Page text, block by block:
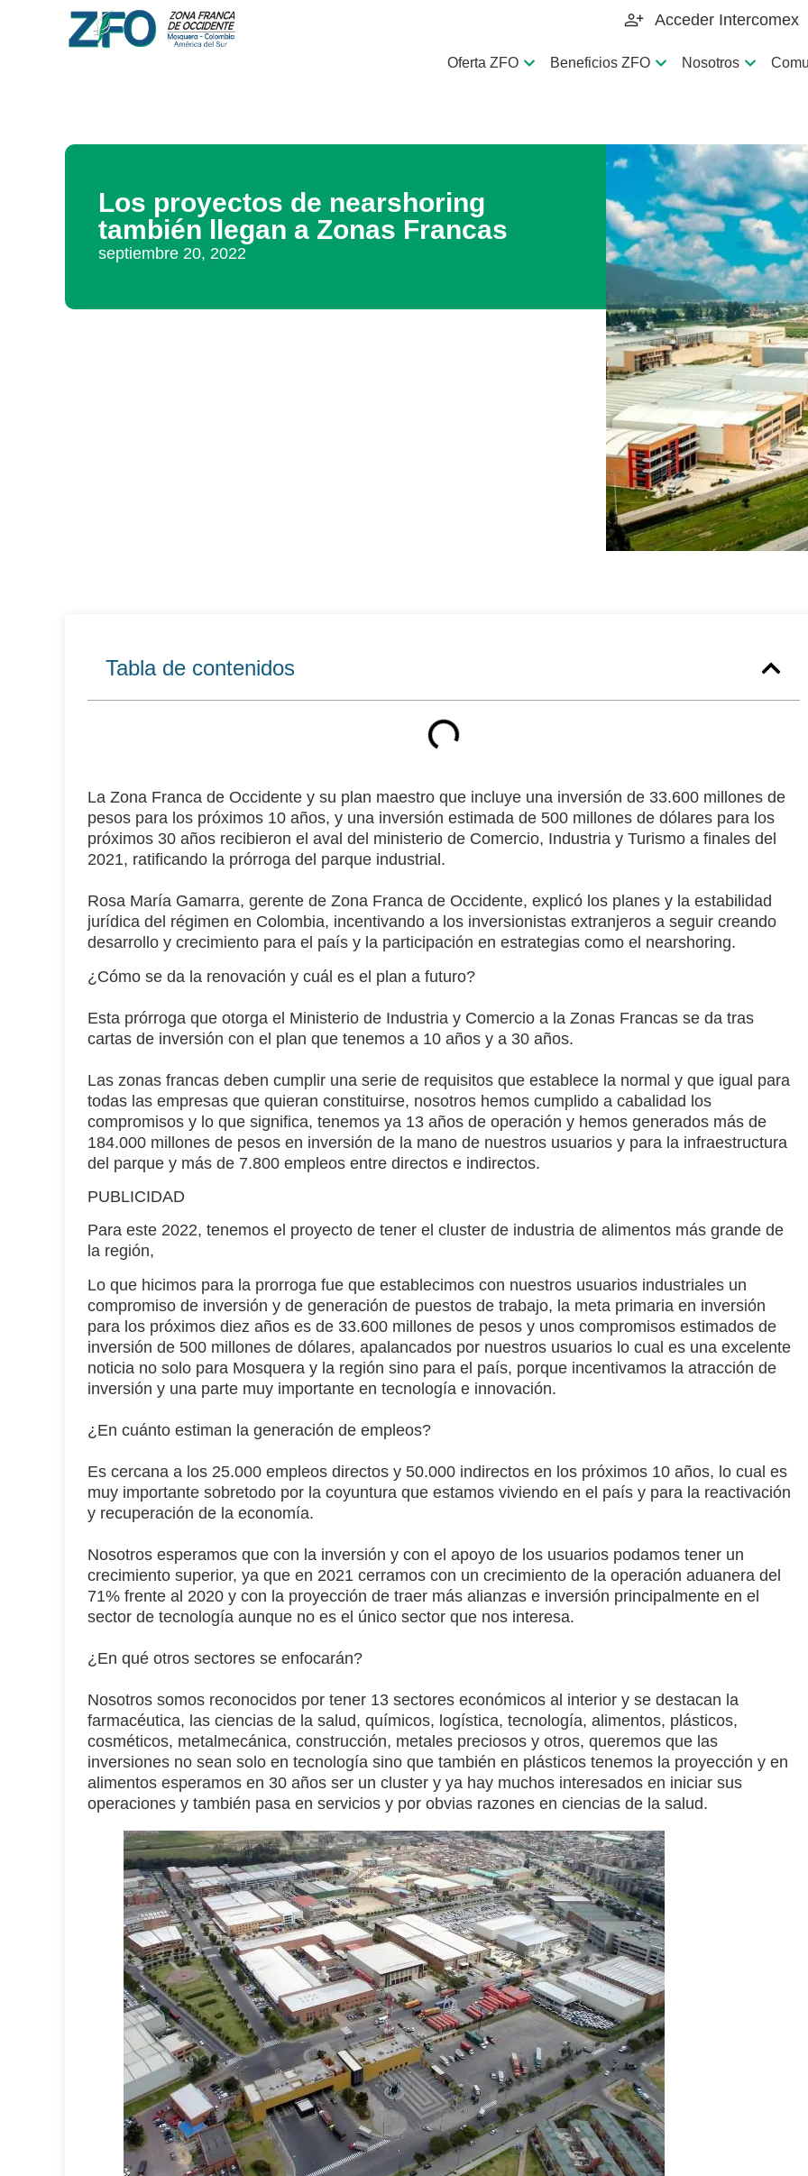
Acceder Intercomex
Oferta ZFO Beneficios ZFO Nosotros
Los proyectos de nearshoring
también llegan a Zonas Francas
septiembre 20, 2022
Tabla de contenidos
La Zona Franca de Occidente y su plan maestro que incluye una inversión de 33.600 millones de
pesos para los próximos 10 años, y una inversión estimada de 500 millones de dólares para los
próximos 30 años recibieron el aval del ministerio de Comercio, Industria y Turismo a finales del
2021, ratificando la prórroga del parque industrial.
Rosa María Gamarra, gerente de Zona Franca de Occidente, explicó los planes y la estabilidad
jurídica del régimen en Colombia, incentivando a los inversionistas extranjeros a seguir creando
desarrollo y crecimiento para el país y la participación en estrategias como el nearshoring.
¿Cómo se da la renovación y cuál es el plan a futuro?
Esta prórroga que otorga el Ministerio de Industria y Comercio a la Zonas Francas se da tras
cartas de inversión con el plan que tenemos a 10 años y a 30 años.
Las zonas francas deben cumplir una serie de requisitos que establece la normal y que igual para
todas las empresas que quieran constituirse, nosotros hemos cumplido a cabalidad los
compromisos y lo que significa, tenemos ya 13 años de operación y hemos generados más de
184.000 millones de pesos en inversión de la mano de nuestros usuarios y para la infraestructura
del parque y más de 7.800 empleos entre directos e indirectos.
PUBLICIDAD
Para este 2022, tenemos el proyecto de tener el cluster de industria de alimentos más grande de
la región,
Lo que hicimos para la prorroga fue que establecimos con nuestros usuarios industriales un
compromiso de inversión y de generación de puestos de trabajo, la meta primaria en inversión
para los próximos diez años es de 33.600 millones de pesos y unos compromisos estimados de
inversión de 500 millones de dólares, apalancados por nuestros usuarios lo cual es una excelente
noticia no solo para Mosquera y la región sino para el país, porque incentivamos la atracción de
inversión y una parte muy importante en tecnología e innovación.
¿En cuánto estiman la generación de empleos?
Es cercana a los 25.000 empleos directos y 50.000 indirectos en los próximos 10 años, lo cual es
muy importante sobretodo por la coyuntura que estamos viviendo en el país y para la reactivación
y recuperación de la economía.
Nosotros esperamos que con la inversión y con el apoyo de los usuarios podamos tener un
crecimiento superior, ya que en 2021 cerramos con un crecimiento de la operación aduanera del
71% frente al 2020 y con la proyección de traer más alianzas e inversión principalmente en el
sector de tecnología aunque no es el único sector que nos interesa.
¿En qué otros sectores se enfocarán?
Nosotros somos reconocidos por tener 13 sectores económicos al interior y se destacan la
farmacéutica, las ciencias de la salud, químicos, logística, tecnología, alimentos, plásticos,
cosméticos, metalmecánica, construcción, metales preciosos y otros, queremos que las
inversiones no sean solo en tecnología sino que también en plásticos tenemos la proyección y en
alimentos esperamos en 30 años ser un cluster y ya hay muchos interesados en iniciar sus
operaciones y también pasa en servicios y por obvias razones en ciencias de la salud.